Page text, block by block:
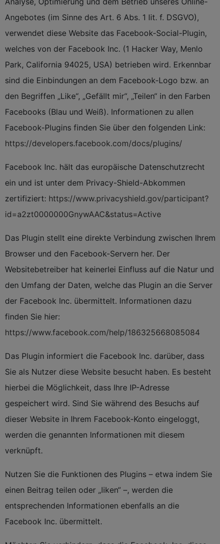
Angebotes (im Sinne des Art. 6 Abs. 1 lit. f. DSGVO),
verwendet diese Website das Facebook-Social-Plugin,
welches von der Facebook Inc. (1 Hacker Way, Menlo
Park, California 94025, USA) betrieben wird. Erkennbar
sind die Einbindungen an dem Facebook-Logo bzw. an
den Begriffen „Like“, „Gefällt mir“, „Teilen“ in den Farben
Facebooks (Blau und Weiß). Informationen zu allen
Facebook-Plugins finden Sie über den folgenden Link:
https://developers.facebook.com/docs/plugins/
Facebook Inc. hält das europäische Datenschutzrecht
ein und ist unter dem Privacy-Shield-Abkommen
zertifiziert: https://www.privacyshield.gov/participant?
id=a2zt0000000GnywAAC&status=Active
Das Plugin stellt eine direkte Verbindung zwischen Ihrem
Browser und den Facebook-Servern her. Der
Websitebetreiber hat keinerlei Einfluss auf die Natur und
den Umfang der Daten, welche das Plugin an die Server
der Facebook Inc. übermittelt. Informationen dazu
finden Sie hier:
https://www.facebook.com/help/186325668085084
Das Plugin informiert die Facebook Inc. darüber, dass
Sie als Nutzer diese Website besucht haben. Es besteht
hierbei die Möglichkeit, dass Ihre IP-Adresse
gespeichert wird. Sind Sie während des Besuchs auf
dieser Website in Ihrem Facebook-Konto eingeloggt,
werden die genannten Informationen mit diesem
verknüpft.
Nutzen Sie die Funktionen des Plugins – etwa indem Sie
einen Beitrag teilen oder „liken“ –, werden die
entsprechenden Informationen ebenfalls an die
Facebook Inc. übermittelt.